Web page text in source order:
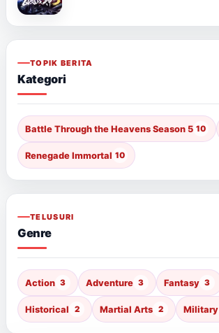
TOPIK BERITA
Kategori
Battle Through the Heavens Season 5 10
Renegade Immortal 10
TELUSURI
Genre
Action 3 Adventure 3 Fantasy 3
Historical 2 Martial Arts 2 Military